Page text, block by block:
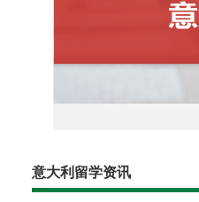
意大利留学资讯